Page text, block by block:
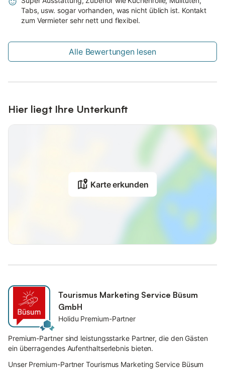
Tabs, usw. sogar vorhanden, was nicht üblich ist. Kontakt
zum Vermieter sehr nett und flexibel.
Alle Bewertungen lesen
Hier liegt Ihre Unterkunft
Karte erkunden
Tourismus Marketing Service Büsum
GmbH
Holidu Premium-Partner
Premium-Partner sind leistungsstarke Partner, die den Gästen
ein überragendes Aufenthaltserlebnis bieten.
Unser Premium-Partner Tourismus Marketing Service Büsum